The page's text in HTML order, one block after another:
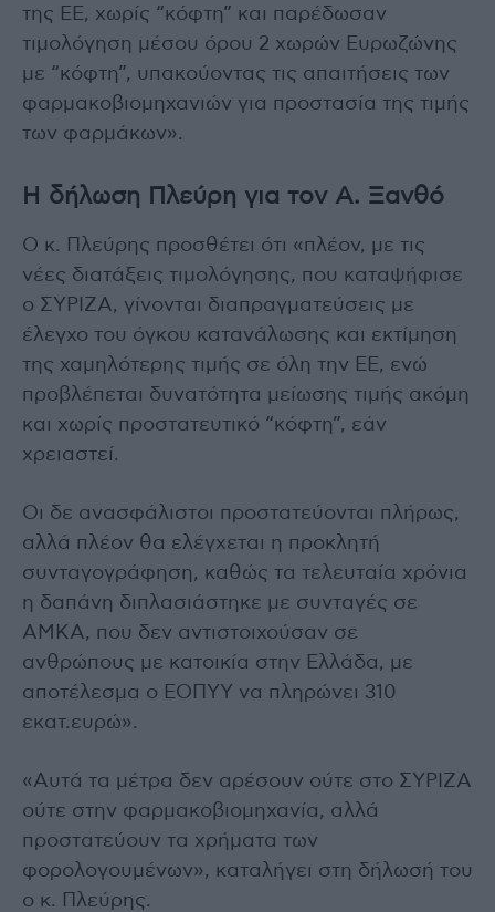
της ΕΕ, χωρίς “κόφτη” και παρέδωσαν
τιμολόγηση μέσου όρου 2 χωρών Ευρωζώνης
με “κόφτη”, υπακούοντας τις απαιτήσεις των
φαρμακοβιομηχανιών για προστασία της τιμής
των φαρμάκων».
Η δήλωση Πλεύρη για τον Α. Ξανθό
Ο κ. Πλεύρης προσθέτει ότι «πλέον, με τις
νέες διατάξεις τιμολόγησης, που καταψήφισε
ο ΣΥΡΙΖΑ, γίνονται διαπραγματεύσεις με
έλεγχο του όγκου κατανάλωσης και εκτίμηση
της χαμηλότερης τιμής σε όλη την ΕΕ, ενώ
προβλέπεται δυνατότητα μείωσης τιμής ακόμη
και χωρίς προστατευτικό “κόφτη”, εάν
χρειαστεί.
Οι δε ανασφάλιστοι προστατεύονται πλήρως,
αλλά πλέον θα ελέγχεται η προκλητή
συνταγογράφηση, καθώς τα τελευταία χρόνια
η δαπάνη διπλασιάστηκε με συνταγές σε
ΑΜΚΑ, που δεν αντιστοιχούσαν σε
ανθρώπους με κατοικία στην Ελλάδα, με
αποτέλεσμα ο ΕΟΠΥΥ να πληρώνει 310
εκατ.ευρώ».
«Αυτά τα μέτρα δεν αρέσουν ούτε στο ΣΥΡΙΖΑ
ούτε στην φαρμακοβιομηχανία, αλλά
προστατεύουν τα χρήματα των
φορολογουμένων», καταλήγει στη δήλωσή του
ο κ. Πλεύρης.